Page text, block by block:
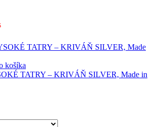
košíka
TATRY – KRIVÁŇ SILVER, Made in
HODVÁBNYCH ŠATIEK